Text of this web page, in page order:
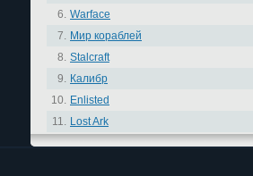
6. Warface
7. Мир кораблей
8. Stalcraft
9. Калибр
10. Enlisted
11. Lost Ark